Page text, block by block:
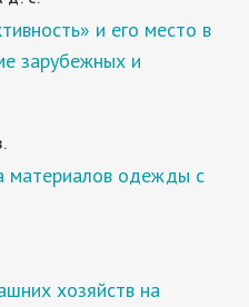
и его место в
зарубежных и
материалов одежды с
хозяйств на